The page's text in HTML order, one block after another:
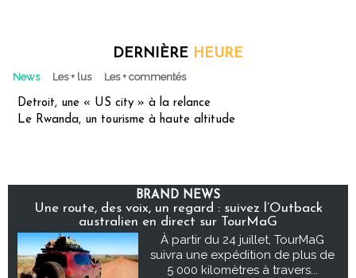
DERNIÈRE HEURE
News Les + lus Les + commentés
Detroit, une « US city » à la relance
Le Rwanda, un tourisme à haute altitude
BRAND NEWS
Une route, des voix, un regard : suivez l’Outback
australien en direct sur TourMaG
À partir du 24 juillet, TourMaG
suivra une expédition de plus de
5 000 kilomètres à travers...